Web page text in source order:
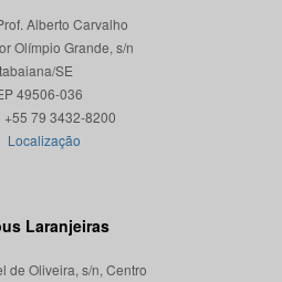
Alberto Carvalho
Olímpio Grande, s/n
SE
49506-036
Localização
Laranjeiras
de Oliveira, s/n, Centro